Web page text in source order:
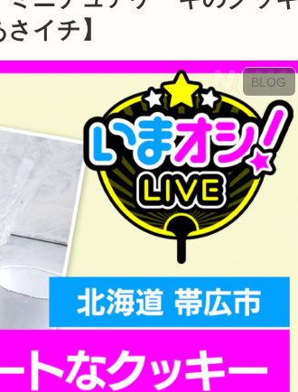
イチ】
BLOG